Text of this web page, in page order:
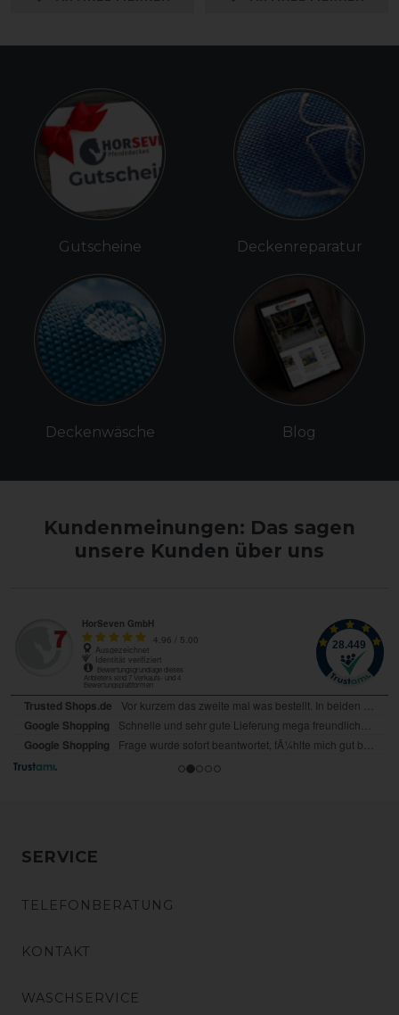
Gutscheine
Deckenwäsche
Deckenreparatur
Blog
Kundenmeinungen: Das sagen
unsere Kunden über uns
SERVICE
TELEFONBERATUNG
KONTAKT
WASCHSERVICE